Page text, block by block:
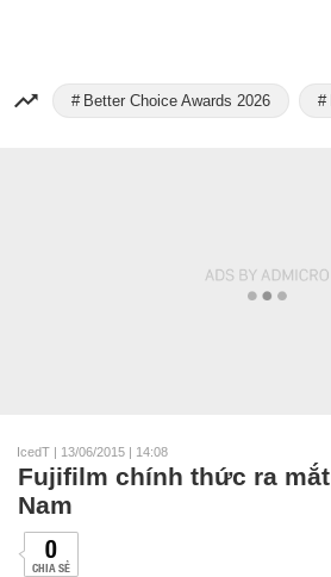
Better Choice Awards 2026
IcedT | 13/06/2015 | 14:08
Fujifilm chính thức ra
Nam
0
CHIA SẺ